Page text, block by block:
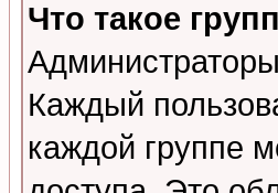
Что такое
Каждый
каждой группе